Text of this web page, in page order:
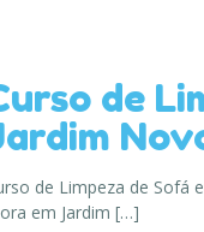
de
de Limpeza de Sofá
em Jardim […]